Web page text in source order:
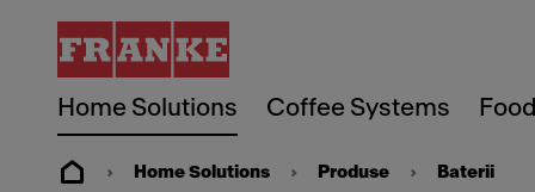
Home Solutions Coffee Systems
Home Solutions Produse Baterii